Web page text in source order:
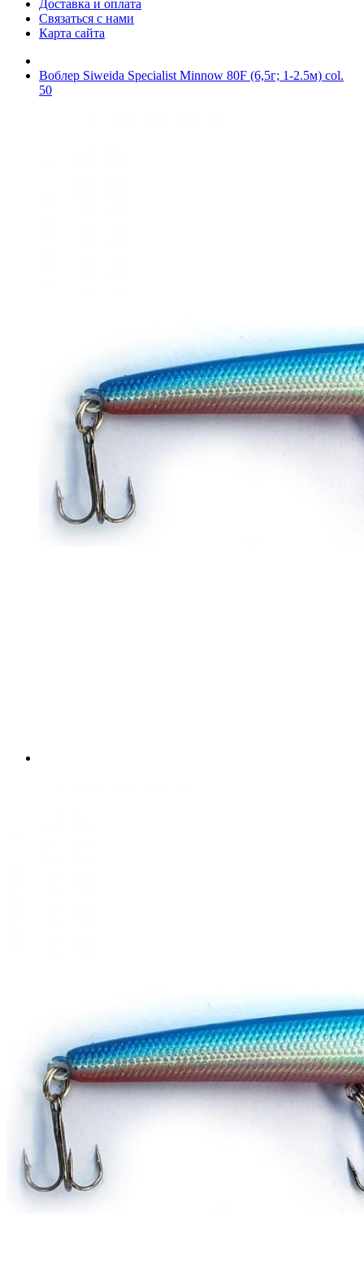
Доставка и оплата
Связаться с нами
Карта сайта
Воблер Siweida Specialist Minnow 80F (6,5г; 1-2.5м) col.
50